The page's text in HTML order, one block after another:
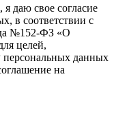
даю свое согласие
в соответствии с
№152-ФЗ «О
целей,
персональных данных
на